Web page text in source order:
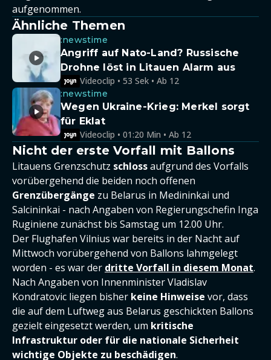
aufgenommen.
Ähnliche Themen
:newstime
Angriff auf Nato-Land? Russische
Drohne löst in Litauen Alarm aus
Videoclip • 53 Sek • Ab 12
:newstime
Wegen Ukraine-Krieg: Merkel sorgt
für Eklat
Videoclip • 01:20 Min • Ab 12
Nicht der erste Vorfall mit Ballons
Litauens Grenzschutz schlossaufgrund des Vorfalls
vorübergehend die beiden noch offenen
Grenzübergänge zu Belarus in Medininkai und
Salcininkai - nach Angaben von Regierungschefin Inga
Ruginiene zunächst bis Samstag um 12.00 Uhr.
Der Flughafen Vilnius war bereits in der Nacht auf
Mittwoch vorübergehend von Ballons lahmgelegt
worden - es war der dritte Vorfall in diesem Monat.
Nach Angaben von Innenminister Vladislav
Kondratovic liegen bisher keine Hinweise vor, dass
die auf dem Luftweg aus Belarus geschickten Ballons
gezielt eingesetzt werden, um kritische
Infrastruktur oder für die nationale Sicherheit
wichtige Objekte zu beschädigen.